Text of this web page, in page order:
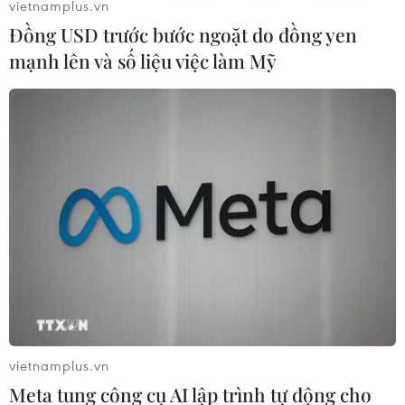
14/04/2026 08:55
Cảnh báo rủi ro từ trào lưu sử dụng
Bức họa Ấn Độ lập kỷ lục đấu giá gần
18 triệu USD
02/04/2026 14:26
Phát hiện cá voi nhà táng biết "đỡ đẻ"
cho đồng loại
vietnamplus.vn
Đồng USD trước bước ngoặt do đồng yen
mạnh lên và số liệu việc làm Mỹ
vietnamplus.vn
Meta tung công cụ AI lập trình tự động cho